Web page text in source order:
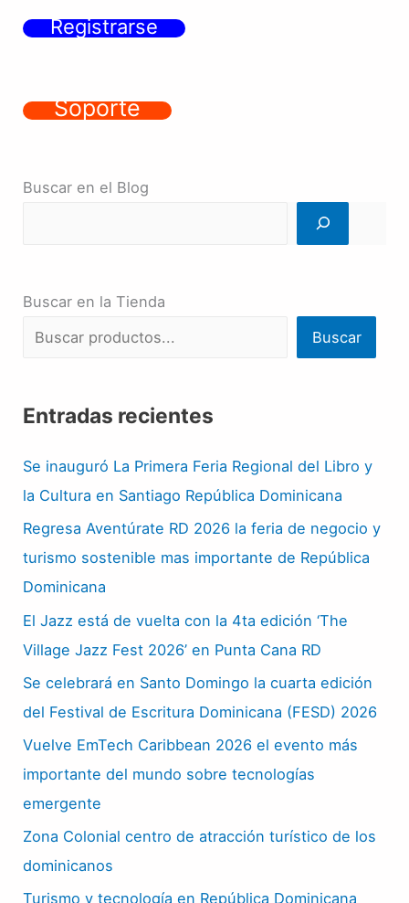
Registrarse
Soporte
Buscar en el Blog
Buscar en la Tienda
Buscar
Entradas recientes
Se inauguró La Primera Feria Regional del Libro y
la Cultura en Santiago República Dominicana
Regresa Aventúrate RD 2026 la feria de negocio y
turismo sostenible mas importante de República
Dominicana
El Jazz está de vuelta con la 4ta edición ‘The
Village Jazz Fest 2026’ en Punta Cana RD
Se celebrará en Santo Domingo la cuarta edición
del Festival de Escritura Dominicana (FESD) 2026
Vuelve EmTech Caribbean 2026 el evento más
importante del mundo sobre tecnologías
emergente
Zona Colonial centro de atracción turístico de los
dominicanos
Turismo y tecnología en República Dominicana